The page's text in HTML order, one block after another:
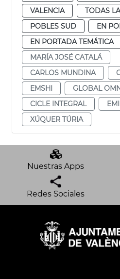
VALENCIA
TODAS
POBLES SUD
EN
EN PORTADA TEMÁTICA
MARÍA JOSÉ CATALÁ
CARLOS MUNDINA
EMSHI
GLOBAL
CICLE INTEGRAL
XÚQUER TÚRIA
Nuestras Apps
Redes Sociales